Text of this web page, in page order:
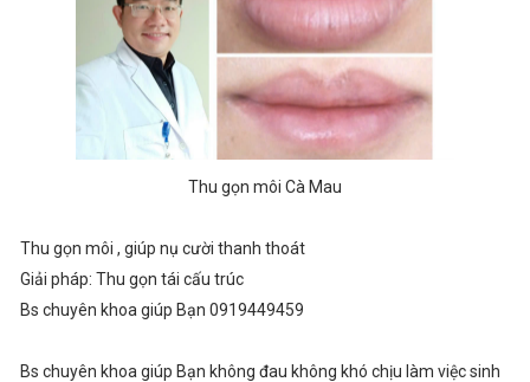
Thu gọn môi Cà Mau
Thu gọn môi , giúp nụ cười thanh thoát
Giải pháp: Thu gọn tái cấu trúc
Bs chuyên khoa giúp Bạn 0919449459
Bs chuyên khoa giúp Bạn không đau không khó chịu làm việc sinh